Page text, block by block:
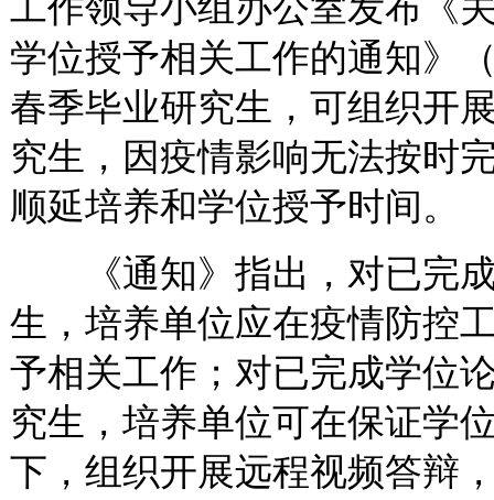
工作领导小组办公室发布《
学位授予相关工作的通知》
春季毕业研究生，可组织开
究生，因疫情影响无法按时
顺延培养和学位授予时间。
《通知》指出，对已完成
生，培养单位应在疫情防控
予相关工作；对已完成学位
究生，培养单位可在保证学
下，组织开展远程视频答辩